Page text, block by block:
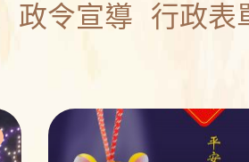
政令宣導 行政表